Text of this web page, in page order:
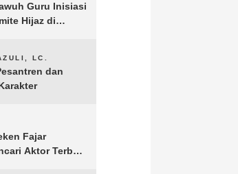
Guru Inisiasi
Hijaz di
LC.
dan
Fajar
Aktor Terbaik